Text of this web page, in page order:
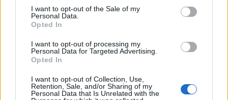
consent section.
I want to opt-out of the Sale of my
Personal Data.
Opted In
I want to opt-out of processing my
Personal Data for Targeted Advertising.
Opted In
I want to opt-out of Collection, Use,
Retention, Sale, and/or Sharing of my
Personal Data that Is Unrelated with the